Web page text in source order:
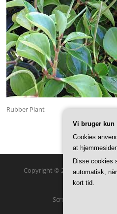
Rubber Plant
Copyright © 2026 GreenSteam
Screenr parallax theme
Vi bruger kun
Cookies
at
Disse cookies
automatisk,
kort tid.